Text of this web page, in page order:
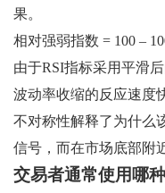
果。
相对强弱指数 = 100 –
由于RSI指标采用平滑
波动率收缩的反应速度
不对称性解释了为什么
信号，而在市场底部附
交易者通常使用哪